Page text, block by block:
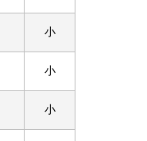
小
小
小